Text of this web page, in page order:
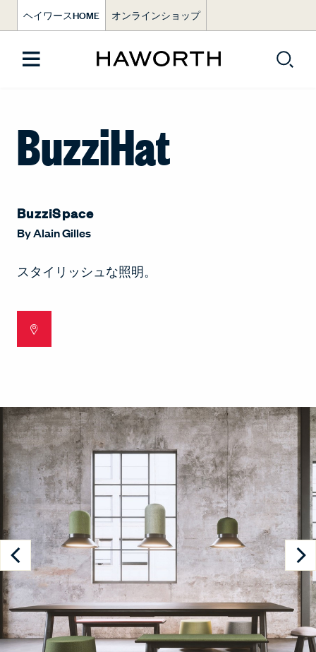
ヘイワースHOME オンラインショップ
BuzziHat
BuzziSpace
ByAlain Gilles
スタイリッシュな照明。